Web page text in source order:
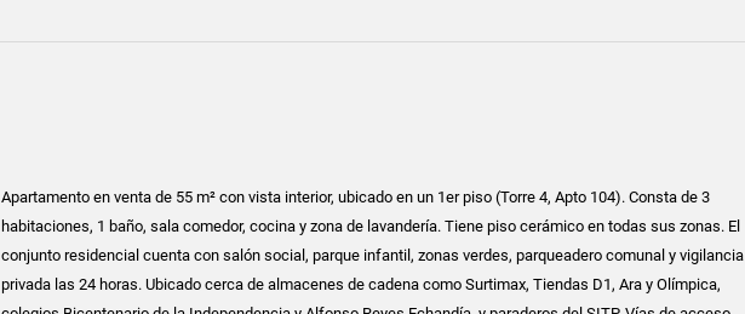
Apartamento en venta de 55 m² con vista interior, ubicado en un 1er piso (Torre 4, Apto 104). Consta de 3
habitaciones, 1 baño, sala comedor, cocina y zona de lavandería. Tiene piso cerámico en todas sus zonas. El
conjunto residencial cuenta con salón social, parque infantil, zonas verdes, parqueadero comunal y vigilancia
privada las 24 horas. Ubicado cerca de almacenes de cadena como Surtimax, Tiendas D1, Ara y Olímpica,